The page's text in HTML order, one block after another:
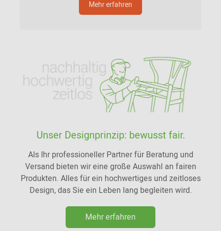
Mehr erfahren
Unser Designprinzip: bewusst fair.
Als Ihr professioneller Partner für Beratung und
Versand bieten wir eine große Auswahl an fairen
Produkten. Alles für ein hochwertiges und zeitloses
Design, das Sie ein Leben lang begleiten wird.
Mehr erfahren